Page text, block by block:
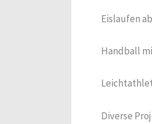
Eislaufen
Handball
Diverse